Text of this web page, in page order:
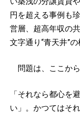
円を超える事例も
営層、超高年収の
文字通り“青天井”
問題は、ここから
「それなら都心を
い」。かつてはそ